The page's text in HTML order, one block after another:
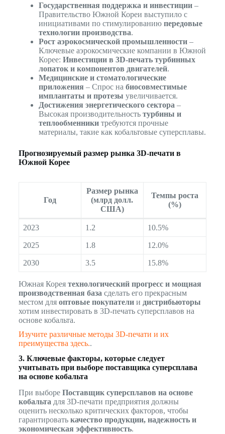
Государственная поддержка и инвестиции–
Правительство Южной Кореи выступило с
инициативами по стимулированию передовые
технологии производства.
Рост аэрокосмической промышленности–
Ключевые аэрокосмические компании в Южной
Корее: Инвестиции в 3D-печать турбинных
лопаток и компонентов двигателей.
Медицинские и стоматологические
приложения – Спрос на биосовместимые
имплантаты и протезы увеличивается.
Достижения энергетического сектора –
Высокая производительность турбины и
теплообменникитребуются прочные
материалы, такие как кобальтовые суперсплавы.
Прогнозируемый размер рынка 3D-печати в
Южной Корее
Год
Размер рынка
(млрд долл.
США)
Темпы роста
(%)
2023 1.2 10.5%
2025 1.8 12.0%
2030 3.5 15.8%
Южная Корея технологический прогресс и мощная
производственная база сделать его прекрасным
местом для оптовые покупателии дистрибьюторы
хотим инвестировать в 3D-печать суперсплавов на
основе кобальта.
Изучите различные методы 3D-печати и их
преимущества здесь..
3. Ключевые факторы, которые следует
учитывать при выборе поставщика суперсплава
на основе кобальта
При выборе Поставщик суперсплавов на основе
кобальта для 3D-печати предприятия должны
оценить несколько критических факторов, чтобы
гарантировать качество продукции, надежность и
экономическая эффективность.